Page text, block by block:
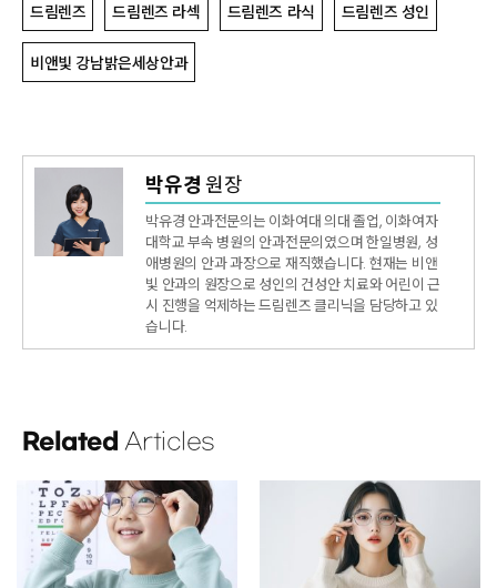
드림렌즈 드림렌즈 라섹 드림렌즈 라식 드림렌즈 성인
비앤빛 강남밝은세상안과
박유경 원장
박유경 안과전문의는 이화여대 의대 졸업, 이화여자
대학교 부속 병원의 안과전문의였으며 한일병원, 성
애병원의 안과 과장으로 재직했습니다. 현재는 비앤
빛 안과의 원장으로 성인의 건성안 치료와 어린이 근
시 진행을 억제하는 드림렌즈 클리닉을 담당하고 있
습니다.
Related Articles